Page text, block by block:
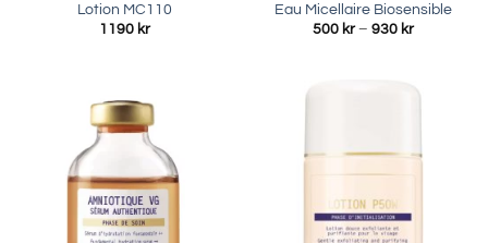
Lotion MC110
1190 kr
Eau Micellaire Biosensible
500 kr – 930 kr